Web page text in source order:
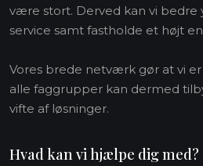
være stort. Derved kan vi bedre
service samt fastholde et højt
Vores brede netværk gør at vi
alle faggrupper kan dermed
vifte af løsninger.
Hvad kan vi hjælpe dig med?